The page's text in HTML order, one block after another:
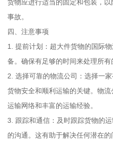
货物应进行适当的固定和包装，
事故。
四、注意事项
1. 提前计划：超大件货物的国际
备。确保有足够的时间来处理所有
2. 选择可靠的物流公司：选择一
货物安全和顺利运输的关键。物
运输网络和丰富的运输经验。
3. 跟踪和通信：及时跟踪货物的
的沟通。这有助于解决任何潜在